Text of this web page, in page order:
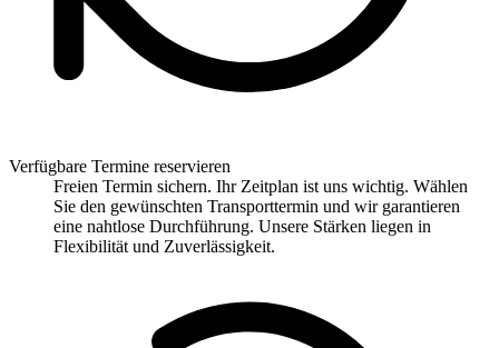
Verfügbare Termine reservieren
Freien Termin sichern. Ihr Zeitplan ist uns wichtig. Wählen
Sie den gewünschten Transporttermin und wir garantieren
eine nahtlose Durchführung. Unsere Stärken liegen in
Flexibilität und Zuverlässigkeit.